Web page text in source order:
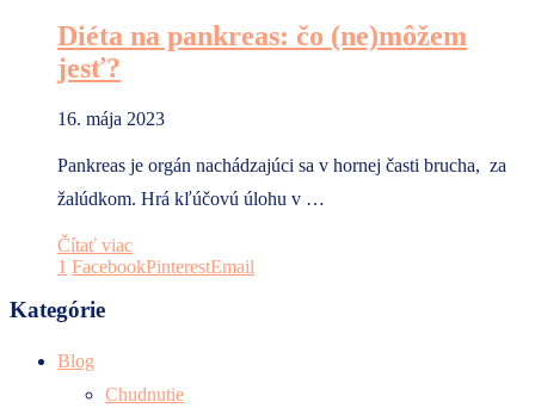
Diéta na pankreas: čo (ne)môžem
jesť?
16. mája 2023
Pankreas je orgán nachádzajúci sa v hornej časti brucha, za
žalúdkom. Hrá kľúčovú úlohu v …
Čítať viac
1 FacebookPinterestEmail
Kategórie
Blog
Chudnutie